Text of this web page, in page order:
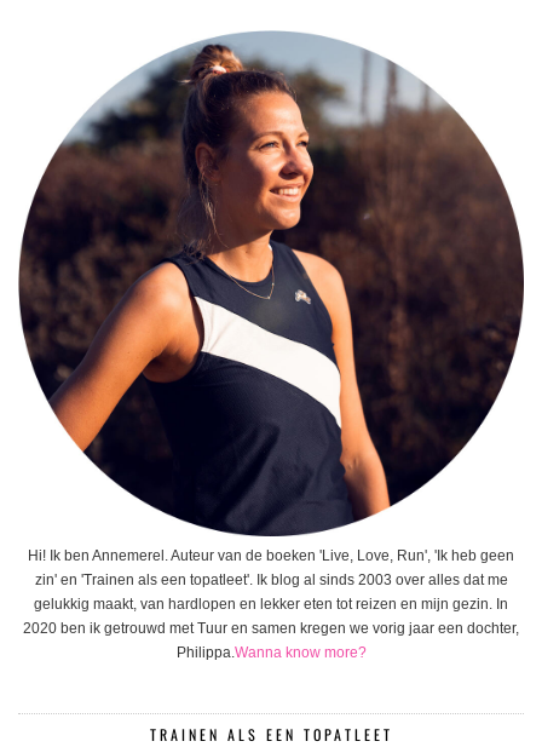
Hi! Ik ben Annemerel. Auteur van de boeken 'Live, Love, Run', 'Ik heb geen
zin' en 'Trainen als een topatleet'. Ik blog al sinds 2003 over alles dat me
gelukkig maakt, van hardlopen en lekker eten tot reizen en mijn gezin. In
2020 ben ik getrouwd met Tuur en samen kregen we vorig jaar een dochter,
Philippa.Wanna know more?
TRAINEN ALS EEN TOPATLEET